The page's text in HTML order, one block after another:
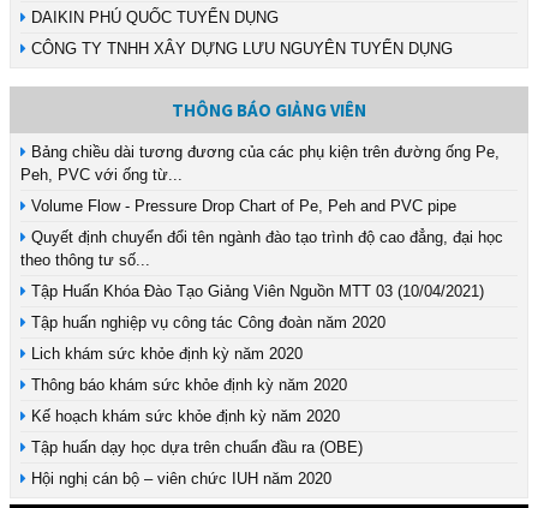
DAIKIN PHÚ QUỐC TUYỂN DỤNG
CÔNG TY TNHH XÂY DỰNG LƯU NGUYÊN TUYỂN DỤNG
THÔNG BÁO GIẢNG VIÊN
Bảng chiều dài tương đương của các phụ kiện trên đường ống Pe,
Peh, PVC với ống từ...
Volume Flow - Pressure Drop Chart of Pe, Peh and PVC pipe
Quyết định chuyển đổi tên ngành đào tạo trình độ cao đẳng, đại học
theo thông tư số...
Tập Huấn Khóa Đào Tạo Giảng Viên Nguồn MTT 03 (10/04/2021)
Tập huấn nghiệp vụ công tác Công đoàn năm 2020
Lich khám sức khỏe định kỳ năm 2020
Thông báo khám sức khỏe định kỳ năm 2020
Kế hoạch khám sức khỏe định kỳ năm 2020
Tập huấn dạy học dựa trên chuẩn đầu ra (OBE)
Hội nghị cán bộ – viên chức IUH năm 2020